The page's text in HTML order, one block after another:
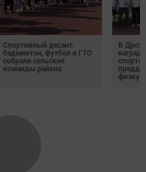
Спортивный десант:
бадминтон, футбол и ГТО
собрали сельские
команды района
В